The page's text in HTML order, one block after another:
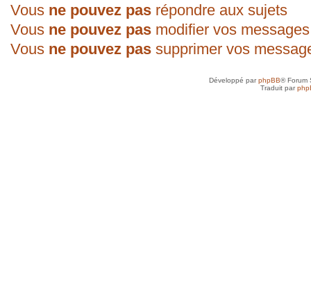
Vous ne pouvez pas répondre aux sujets
Vous ne pouvez pas modifier vos messages
Vous ne pouvez pas supprimer vos
Développé parphpBB® Forum
Traduit par